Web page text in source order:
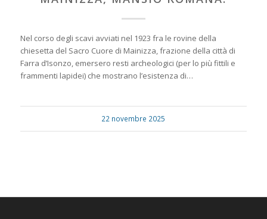
Nel corso degli scavi avviati nel 1923 fra le rovine della
chiesetta del Sacro Cuore di Mainizza, frazione della città di
Farra d’Isonzo, emersero resti archeologici (per lo più fittili e
frammenti lapidei) che mostrano l’esistenza di…
22 novembre 2025